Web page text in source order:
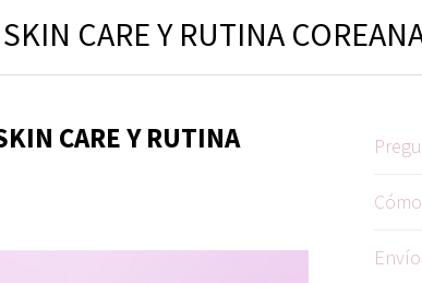
CARE Y RUTINA
CARE Y RUTINA